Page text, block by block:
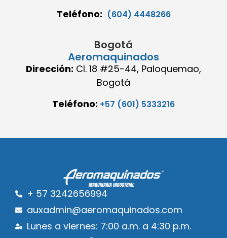
Teléfono: (604) 4448266
Bogotá
Aeromaquinados
Dirección: Cl. 18 #25-44, Paloquemao,
Bogotá
Teléfono: +57 (601) 5333216
+ 57 3242656994
auxadmin@aeromaquinados.com
Lunes a viernes: 7:00 a.m. a 4:30 p.m.